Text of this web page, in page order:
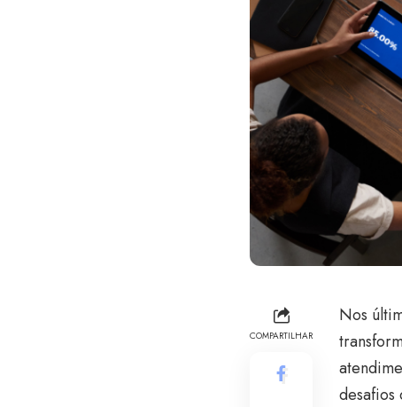
COMPARTILHAR
Nos
desafios